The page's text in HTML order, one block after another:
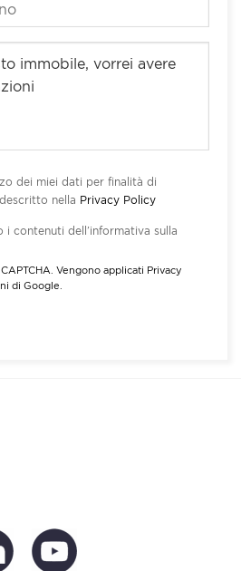
dei miei dati per finalità di
nella Privacy Policy
i contenuti dell’informativa sulla
Vengono applicati Privacy
di Google.